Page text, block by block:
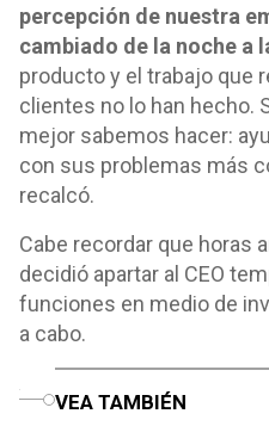
percepción de nuestra
cambiado de la noche a
producto y el trabajo que
clientes no lo han hecho.
mejor sabemos hacer:
con sus problemas más
recalcó.
Cabe recordar que horas
decidió apartar al CEO
funciones en medio de
a cabo.
VEA TAMBIÉN